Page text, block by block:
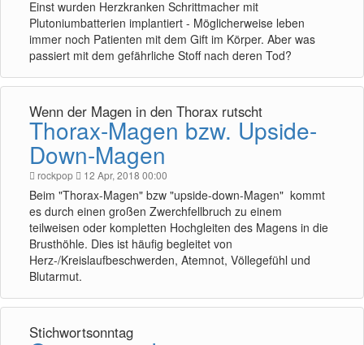
Einst wurden Herzkranken Schrittmacher mit
Plutoniumbatterien implantiert - Möglicherweise leben
immer noch Patienten mit dem Gift im Körper. Aber was
passiert mit dem gefährliche Stoff nach deren Tod?
Wenn der Magen in den Thorax rutscht
Thorax-Magen bzw. Upside-
Down-Magen
rockpop 12 Apr, 2018 00:00
Beim "Thorax-Magen" bzw "upside-down-Magen" kommt
es durch einen großen Zwerchfellbruch zu einem
teilweisen oder kompletten Hochgleiten des Magens in die
Brusthöhle. Dies ist häufig begleitet von
Herz-/Kreislaufbeschwerden, Atemnot, Völlegefühl und
Blutarmut.
Stichwortsonntag